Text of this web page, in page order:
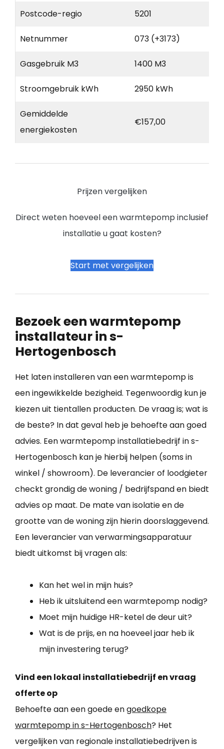
Postcode-regio 5201
Netnummer 073 (+3173)
Gasgebruik M3 1400 M3
Stroomgebruik kWh 2950 kWh
Gemiddelde
energiekosten
€157,00
Prijzen vergelijken
Direct weten hoeveel een warmtepomp inclusief
installatie u gaat kosten?
Start met vergelijken
Bezoek een warmtepomp
installateur in s-
Hertogenbosch
Het laten installeren van een warmtepomp is
een ingewikkelde bezigheid. Tegenwoordig kun je
kiezen uit tientallen producten. De vraag is; wat is
de beste? In dat geval heb je behoefte aan goed
advies. Een warmtepomp installatiebedrijf in s-
Hertogenbosch kan je hierbij helpen (soms in
winkel / showroom). De leverancier of loodgieter
checkt grondig de woning / bedrijfspand en biedt
advies op maat. De mate van isolatie en de
grootte van de woning zijn hierin doorslaggevend.
Een leverancier van verwarmingsapparatuur
biedt uitkomst bij vragen als:
Kan het wel in mijn huis?
Heb ik uitsluitend een warmtepomp nodig?
Moet mijn huidige HR-ketel de deur uit?
Wat is de prijs, en na hoeveel jaar heb ik
mijn investering terug?
Vind een lokaal installatiebedrijf en vraag
offerte op
Behoefte aan een goede engoedkope
warmtepomp in s-Hertogenbosch? Het
vergelijken van regionale installatiebedrijven is